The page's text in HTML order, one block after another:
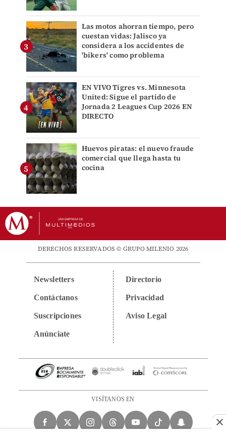
Las motos ahorran tiempo, pero
cuestan vidas: Jalisco ya
considera a los accidentes de
'bikers' como problema
EN VIVO Tigres vs. Minnesota
United: Sigue el partido de
Jornada 2 Leagues Cup 2026 EN
DIRECTO
Huevos piratas: el nuevo fraude
comercial que llega hasta tu
cocina
DERECHOS RESERVADOS © GRUPO MILENIO 2026
Newsletters
Contáctanos
Suscripciones
Anúnciate
Directorio
Privacidad
Aviso Legal
VISÍTANOS EN